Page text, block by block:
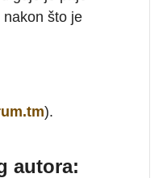
što je
).
autora: